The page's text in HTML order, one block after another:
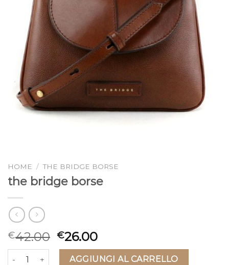
HOME / THE BRIDGE BORSE
the bridge borse
€42.00 €26.00
the bridge borse quantitàAGGIUNGI AL CARRELLO